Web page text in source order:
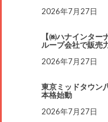
2026年7月27日
【㈱ハナインタ
ループ会社で販売
2026年7月27日
東京ミッドタウン
本格始動
2026年7月27日